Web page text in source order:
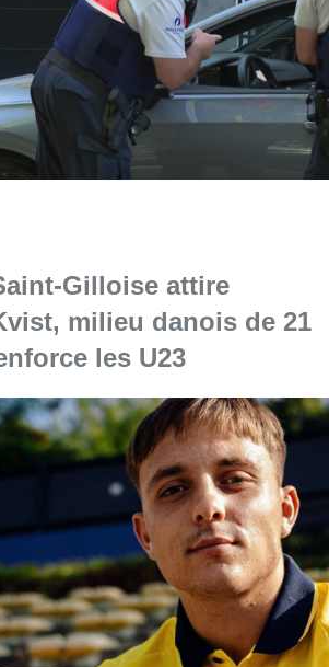
Gilloise attire
milieu danois de 21
les U23